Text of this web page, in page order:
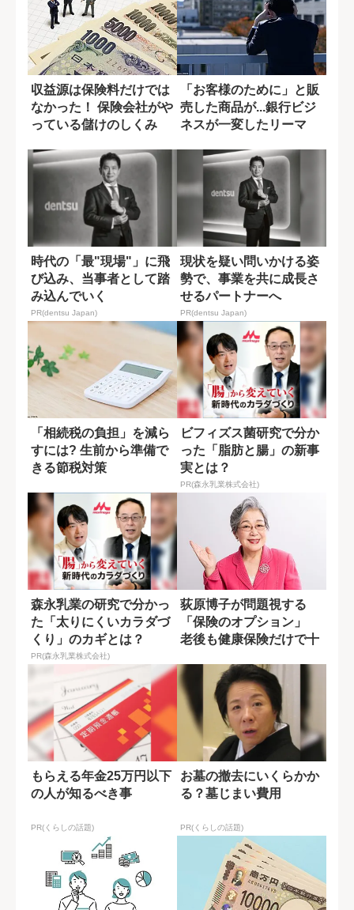
収益源は保険料だけでは
なかった！ 保険会社がや
っている儲けのしくみ
「お客様のために」と販
売した商品が...銀行ビジ
ネスが一変したリーマ
時代の「最"現場"」に飛
び込み、当事者として踏
み込んでいく
PR(dentsu Japan)
現状を疑い問いかける姿
勢で、事業を共に成長さ
せるパートナーへ
PR(dentsu Japan)
「相続税の負担」を減ら
すには? 生前から準備で
きる節税対策
ビフィズス菌研究で分か
った「脂肪と腸」の新事
実とは？
PR(森永乳業株式会社)
森永乳業の研究で分かっ
た「太りにくいカラダづ
くり」のカギとは？
PR(森永乳業株式会社)
荻原博子が問題視する
「保険のオプション」
老後も健康保険だけで十
もらえる年金25万円以下
の人が知るべき事
PR(くらしの話題)
お墓の撤去にいくらかか
る？墓じまい費用
PR(くらしの話題)